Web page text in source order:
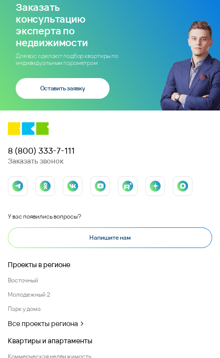
Заказать
консультацию
эксперта по
недвижимости
Для вас сделают подбор квартиры по
индивидуальным параметрам
Оставить заявку
8 (800) 333-7-111
Заказать звонок
У вас появились вопросы?
Напишите нам
Проекты в регионе
Восточный
Молодежный 2
Парк у дома
Все проекты региона
Квартиры и апартаменты
Коммерческая недвижимость